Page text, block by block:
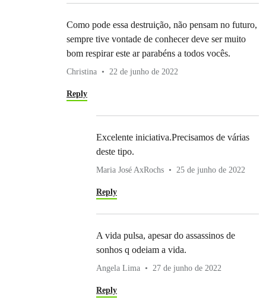
Como pode essa destruição, não pensam no futuro,
sempre tive vontade de conhecer deve ser muito
bom respirar este ar parabéns a todos vocês.
Christina 22 de junho de 2022
Reply
Excelente iniciativa.Precisamos de várias
deste tipo.
Maria José AxRochs 25 de junho de 2022
Reply
A vida pulsa, apesar do assassinos de
sonhos q odeiam a vida.
Angela Lima 27 de junho de 2022
Reply